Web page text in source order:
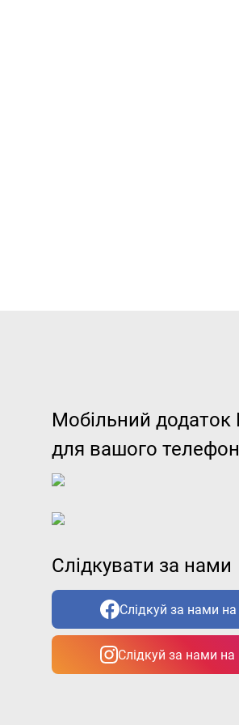
Мобільний додаток
для вашого
Слідкувати за нами
Слідкуй за нами
Слідкуй за нами на